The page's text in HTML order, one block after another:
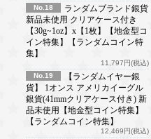
No.18
ランダムブランド銀貨
新品未使用 クリアケース付き
【30g~1oz】x【1枚】【地金型コ
イン特集】【ランダムコイン特
集】
11,797円(税込)
No.19
【ランダムイヤー銀
貨】 1オンス アメリカイーグル
銀貨(41mmクリアケース付き) 新
品未使用【地金型コイン特集】
【ランダムコイン特集】
12,469円(税込)